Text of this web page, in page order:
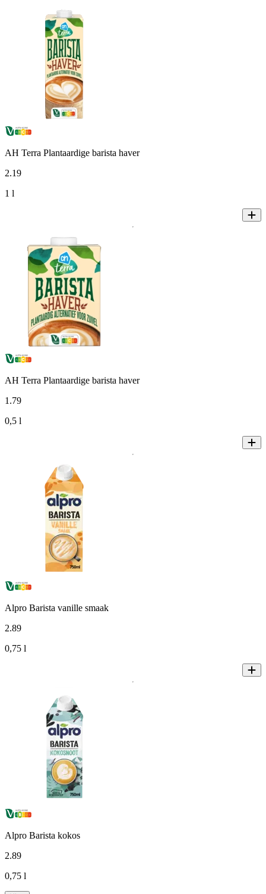
AH Terra Plantaardige barista haver
2.19
1 l
AH Terra Plantaardige barista haver
1 .79
0,5 l
Alpro Barista vanille smaak
2.89
0,75 l
Alpro Barista kokos
2.89
0,75 l